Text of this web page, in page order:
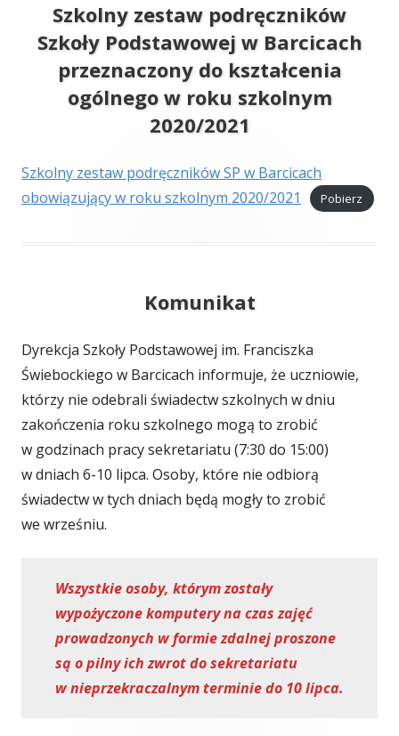
Szkolny zestaw podręczników
Szkoły Podstawowej w Barcicach
przeznaczony do kształcenia
ogólnego w roku szkolnym
2020/2021
Szkolny zestaw podręczników SP w Barcicach
obowiązujący w roku szkolnym 2020/2021
Pobierz
Komunikat
Dyrekcja Szkoły Podstawowej im. Franciszka
Świebockiego w Barcicach informuje, że uczniowie,
którzy nie odebrali świadectw szkolnych w dniu
zakończenia roku szkolnego mogą to zrobić
w godzinach pracy sekretariatu (7:30 do 15:00)
w dniach 6-10 lipca. Osoby, które nie odbiorą
świadectw w tych dniach będą mogły to zrobić
we wrześniu.
Wszystkie osoby, którym zostały
wypożyczone komputery na czas zajęć
prowadzonych w formie zdalnej proszone
są o pilny ich zwrot do sekretariatu
w nieprzekraczalnym terminie do 10 lipca.